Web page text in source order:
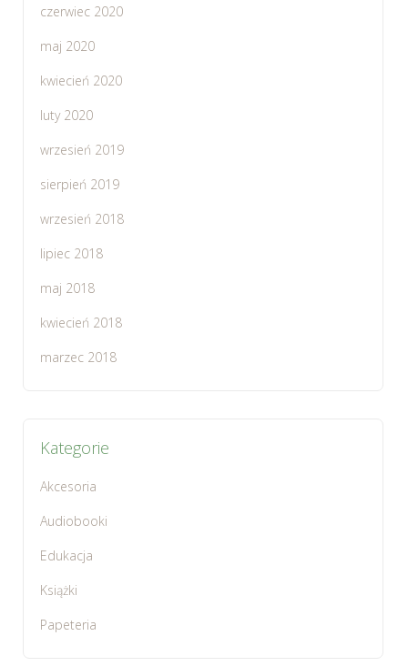
czerwiec 2020
maj 2020
kwiecień 2020
luty 2020
wrzesień 2019
sierpień 2019
wrzesień 2018
lipiec 2018
maj 2018
kwiecień 2018
marzec 2018
Kategorie
Akcesoria
Audiobooki
Edukacja
Książki
Papeteria